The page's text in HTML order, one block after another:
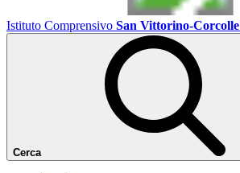
Istituto Comprensivo San Vittorino-Corcolle
Cerca